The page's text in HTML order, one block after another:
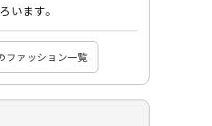
います。
ファッション一覧